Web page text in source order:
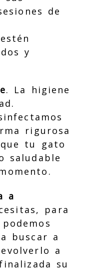
de
y
. La higiene
rigurosa
tu gato
saludable
a
para
buscar a
a
su